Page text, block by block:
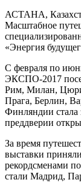
АСТАНА,
Масштабное
«Энергия
С февраля по
ЭКСПО-2017
Рим, Милан,
Прага, Берлин,
Финляндии
преддверии
За время
выставки
рекордсменами
стали Мадрид,